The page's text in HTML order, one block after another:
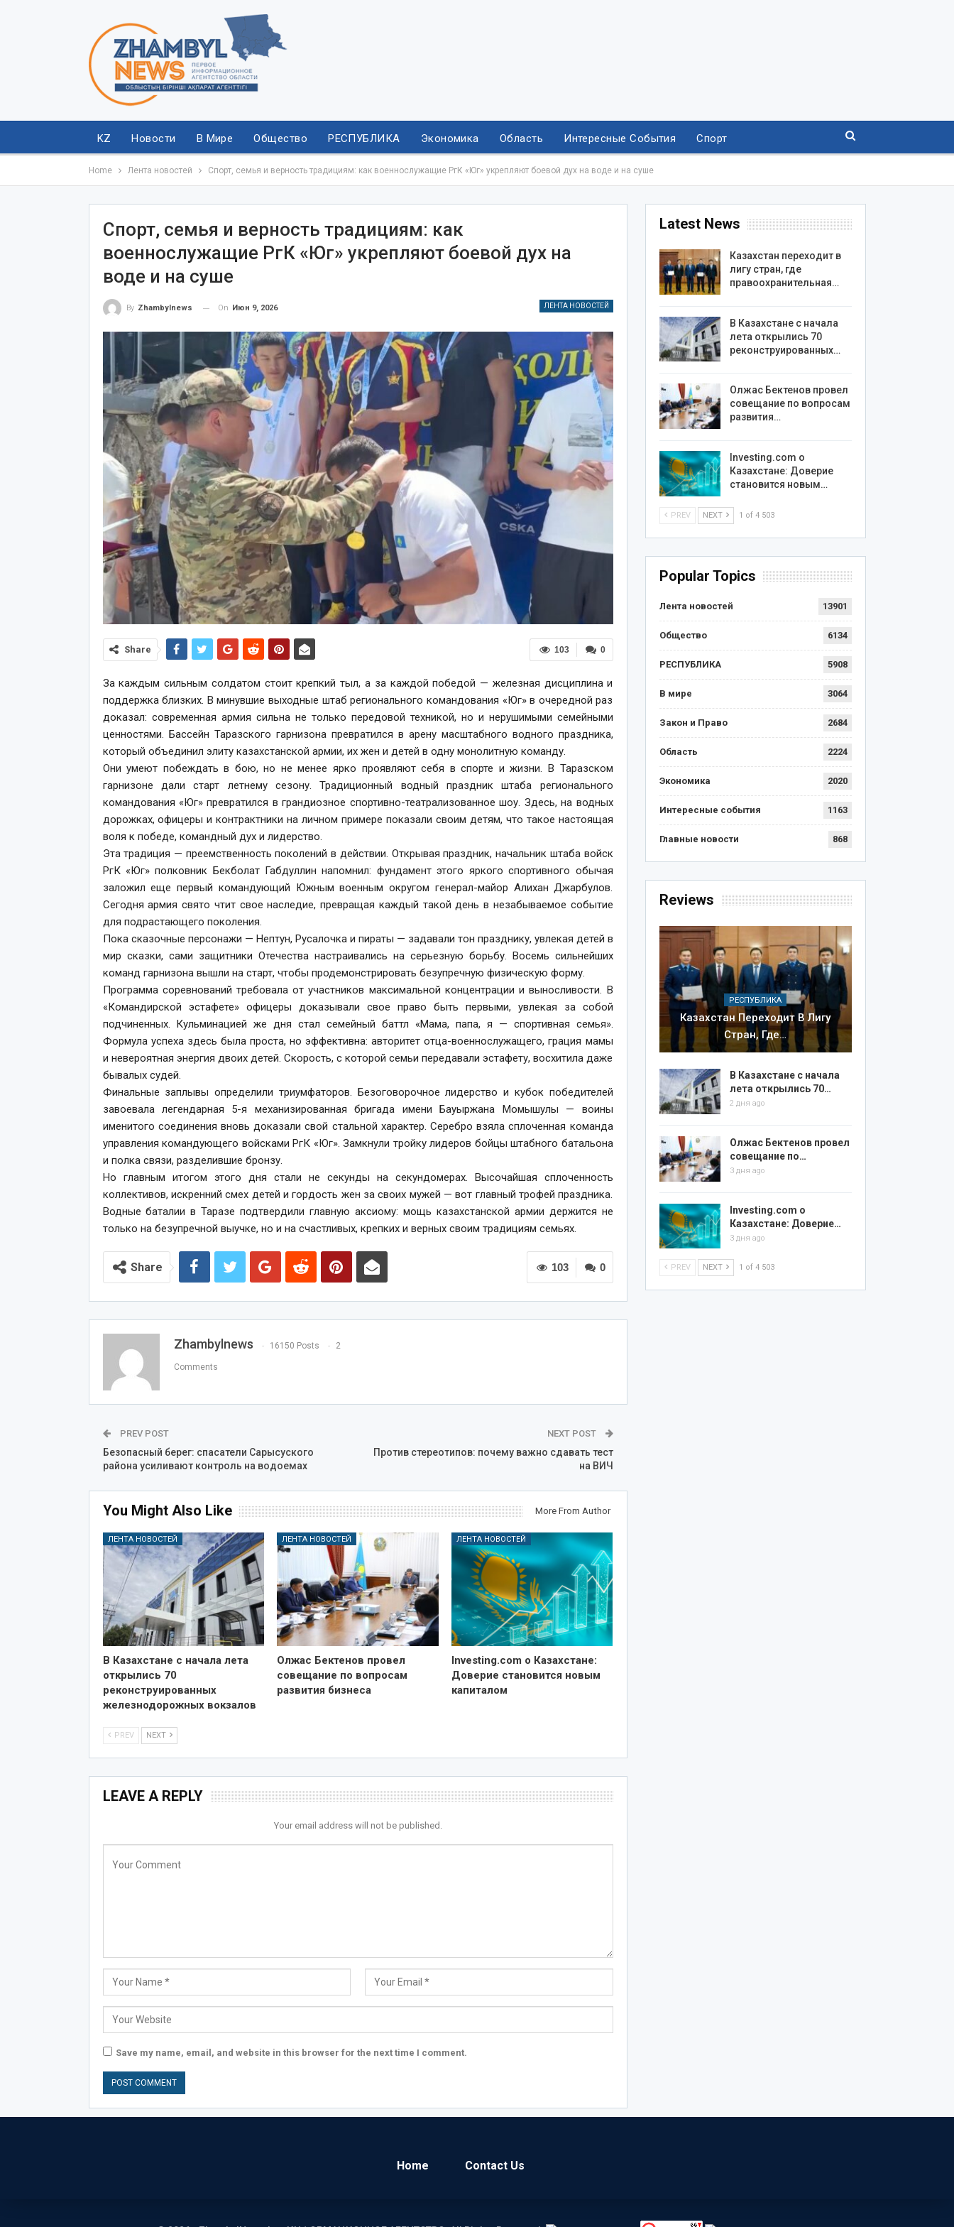
KZ Новости В Мире Общество РЕСПУБЛИКА Экономика Область Интересные События Спорт
Home Лента новостей Спорт, семья и верность традициям: как военнослужащие РгК «Юг» укрепляют боевой дух на воде и на суше
Спорт, семья и верность традициям: как
военнослужащие РгК «Юг» укрепляют боевой дух на
воде и на суше
ЛЕНТА НОВОСТЕЙ
By Zhambylnews On Июн 9, 2026
0
103
Share
За каждым сильным солдатом стоит крепкий тыл, а за каждой победой — железная дисциплина и
поддержка близких. В минувшие выходные штаб регионального командования «Юг» в очередной раз
доказал: современная армия сильна не только передовой техникой, но и нерушимыми семейными
ценностями. Бассейн Таразского гарнизона превратился в арену масштабного водного праздника,
который объединил элиту казахстанской армии, их жен и детей в одну монолитную команду.
Они умеют побеждать в бою, но не менее ярко проявляют себя в спорте и жизни. В Таразском
гарнизоне дали старт летнему сезону. Традиционный водный праздник штаба регионального
командования «Юг» превратился в грандиозное спортивно-театрализованное шоу. Здесь, на водных
дорожках, офицеры и контрактники на личном примере показали своим детям, что такое настоящая
воля к победе, командный дух и лидерство.
Эта традиция — преемственность поколений в действии. Открывая праздник, начальник штаба войск
РгК «Юг» полковник Бекболат Габдуллин напомнил: фундамент этого яркого спортивного обычая
заложил еще первый командующий Южным военным округом генерал-майор Алихан Джарбулов.
Сегодня армия свято чтит свое наследие, превращая каждый такой день в незабываемое событие
для подрастающего поколения.
Пока сказочные персонажи — Нептун, Русалочка и пираты — задавали тон празднику, увлекая детей в
мир сказки, сами защитники Отечества настраивались на серьезную борьбу. Восемь сильнейших
команд гарнизона вышли на старт, чтобы продемонстрировать безупречную физическую форму.
Программа соревнований требовала от участников максимальной концентрации и выносливости. В
«Командирской эстафете» офицеры доказывали свое право быть первыми, увлекая за собой
подчиненных. Кульминацией же дня стал семейный баттл «Мама, папа, я — спортивная семья».
Формула успеха здесь была проста, но эффективна: авторитет отца-военнослужащего, грация мамы
и невероятная энергия двоих детей. Скорость, с которой семьи передавали эстафету, восхитила даже
бывалых судей.
Финальные заплывы определили триумфаторов. Безоговорочное лидерство и кубок победителей
завоевала легендарная 5-я механизированная бригада имени Бауыржана Момышулы — воины
именитого соединения вновь доказали свой стальной характер. Серебро взяла сплоченная команда
управления командующего войсками РгК «Юг». Замкнули тройку лидеров бойцы штабного батальона
и полка связи, разделившие бронзу.
Но главным итогом этого дня стали не секунды на секундомерах. Высочайшая сплоченность
коллективов, искренний смех детей и гордость жен за своих мужей — вот главный трофей праздника.
Водные баталии в Таразе подтвердили главную аксиому: мощь казахстанской армии держится не
только на безупречной выучке, но и на счастливых, крепких и верных своим традициям семьях.
0
103
Share
Zhambylnews 16150 Posts 2
Comments
PREV POST
Безопасный берег: спасатели Сарысуского
района усиливают контроль на водоемах
NEXT POST
Против стереотипов: почему важно сдавать тест
на ВИЧ
You Might Also Like More From Author
ЛЕНТА НОВОСТЕЙ
В Казахстане с начала лета
открылись 70
реконструированных
железнодорожных вокзалов
ЛЕНТА НОВОСТЕЙ
Олжас Бектенов провел
совещание по вопросам
развития бизнеса
ЛЕНТА НОВОСТЕЙ
Investing.com о Казахстане:
Доверие становится новым
капиталом
PREV NEXT
LEAVE A REPLY
Your email address will not be published.
Save my name, email, and website in this browser for the next time I comment.
Latest News
Казахстан переходит в
лигу стран, где
правоохранительная…
В Казахстане с начала
лета открылись 70
реконструированных…
Олжас Бектенов провел
совещание по вопросам
развития…
Investing.com о
Казахстане: Доверие
становится новым…
PREV NEXT 1 of 4 503
Popular Topics
Лента новостей 13901
Общество 6134
РЕСПУБЛИКА 5908
В мире 3064
Закон и Право 2684
Область 2224
Экономика 2020
Интересные события 1163
Главные новости 868
Reviews
РЕСПУБЛИКА
Казахстан Переходит В Лигу
Стран, Где…
В Казахстане с начала
лета открылись 70…
2 дня ago
Олжас Бектенов провел
совещание по…
3 дня ago
Investing.com о
Казахстане: Доверие…
3 дня ago
PREV NEXT 1 of 4 503
Home Contact Us